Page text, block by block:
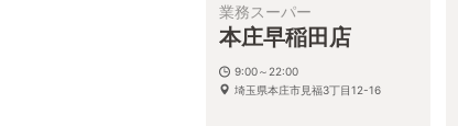
業務スーパー
本庄早稲田店
9:00～22:00
埼玉県本庄市見福3丁目12-16